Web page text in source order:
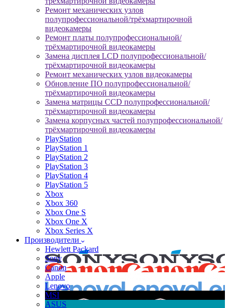
Ремонт механических узлов
полупрофессиональной/трёхмартирочной
видеокамеры
Ремонт платы полупрофессиональной/
трёхмартирочной видеокамеры
Замена дисплея LCD полупрофессиональной/
трёхмартирочной видеокамеры
Ремонт механических узлов видеокамеры
Обновление ПО полупрофессиональной/
трёхмартирочной видеокамеры
Замена матрицы CCD полупрофессиональной/
трёхмартирочной видеокамеры
Замена корпусных частей полупрофессиональной/
трёхмартирочной видеокамеры
PlayStation
PlayStation 1
PlayStation 2
PlayStation 3
PlayStation 4
PlayStation 5
Xbox
Xbox 360
Xbox One S
Xbox One X
Xbox Series X
Производители
Hewlett Packard
Sony
Canon
Apple
Lenovo
MSI
ASUS